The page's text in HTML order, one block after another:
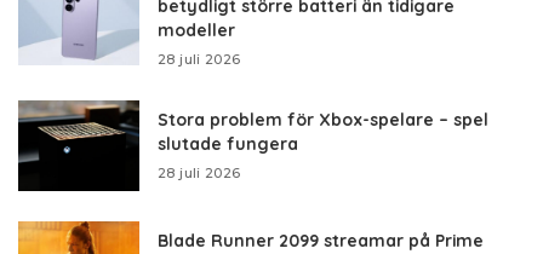
betydligt större batteri än tidigare
modeller
28 juli 2026
Stora problem för Xbox-spelare – spel
slutade fungera
28 juli 2026
Blade Runner 2099 streamar på Prime